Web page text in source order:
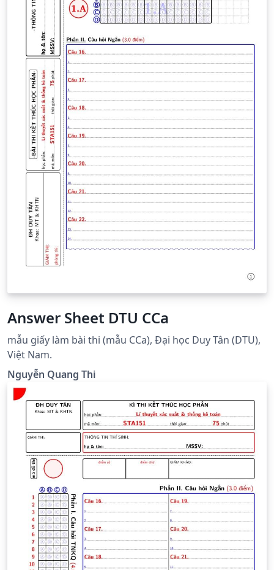
Answer Sheet DTU CCa
mẫu giấy làm bài thi (mẫu CCa), Đại học Duy Tân (DTU),
Việt Nam.
Nguyễn Quang Thi